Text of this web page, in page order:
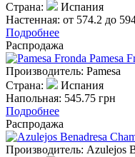
Страна:
Испания
Настенная: от 574.2 до
Подробнее
Распродажа
Pamesa
Производитель: Pamesa
Страна:
Испания
Напольная: 545.75 грн
Подробнее
Распродажа
Производитель: Azulejos